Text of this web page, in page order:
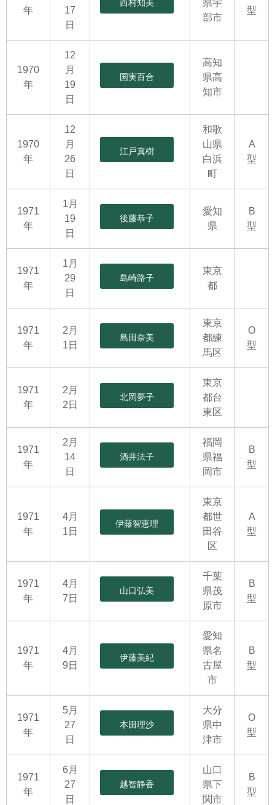
年
17
日
西村知美
県宇
部市
型
1970
年
12
月
19
日
国実百合
高知
県高
知市
1970
年
12
月
26
日
江戸真樹
和歌
山県
白浜
町
A
型
1971
年
1月
19
日
後藤恭子
愛知
県
B
型
1971
年
1月
29
日
島崎路子
東京
都
1971
年
2月
1日
島田奈美
東京
都練
馬区
O
型
1971
年
2月
2日
北岡夢子
東京
都台
東区
1971
年
2月
14
日
酒井法子
福岡
県福
岡市
B
型
1971
年
4月
1日
伊藤智恵理
東京
都世
田谷
区
A
型
1971
年
4月
7日
山口弘美
千葉
県茂
原市
B
型
1971
年
4月
9日
伊藤美紀
愛知
県名
古屋
市
B
型
1971
年
5月
27
日
本田理沙
大分
県中
津市
O
型
1971
年
6月
27
日
越智静香
山口
県下
関市
B
型